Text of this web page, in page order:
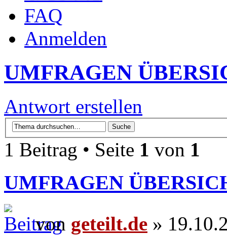
FAQ
Anmelden
UMFRAGEN
Antwort erstellen
1 Beitrag • Seite 1 von 1
UMFRAGEN
von geteilt.de »